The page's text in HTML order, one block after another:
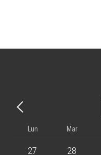
Precedente - Mese
Lun Mar
27
3 events 28
4 events